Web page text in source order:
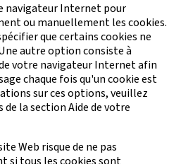
navigateur Internet pour
ou manuellement les cookies.
que certains cookies ne
autre option consiste à
votre navigateur Internet afin
chaque fois qu'un cookie est
sur ces options, veuillez
la section Aide de votre
Web risque de ne pas